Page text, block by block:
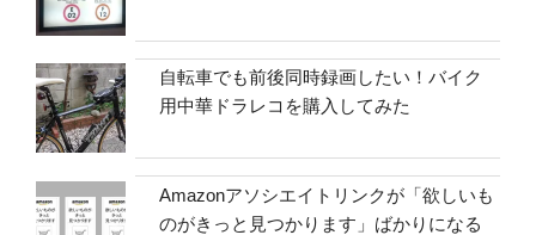
自転車でも前後同時録画したい！バイク
用中華ドラレコを購入してみた
Amazonアソシエイトリンクが「欲しいも
のがきっと見つかります」ばかりになる